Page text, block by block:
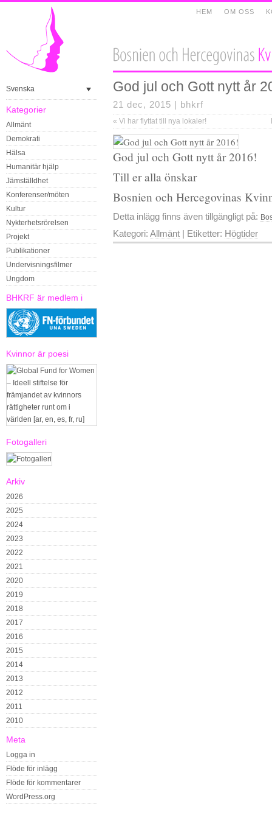
OM OSS
HEM
Svenska
Kategorier
Allmänt
Demokrati
Hälsa
Humanitär hjälp
Jämställdhet
Konferenser/möten
Kultur
Nykterhetsrörelsen
Projekt
Publikationer
Undervisningsfilmer
Ungdom
BHKRF är medlem i
Kvinnor är poesi
Fotogalleri
Arkiv
2026
2025
2024
2023
2022
2021
2020
2019
2018
2017
2016
2015
2014
2013
2012
2011
2010
Meta
Logga in
Flöde för inlägg
Flöde för kommentarer
WordPress.org
God jul och Gott nytt år
21 dec, 2015 | bhkrf
« Vi har flyttat till nya lokaler!
God jul och Gott nytt år 2016!
Till er alla önskar
Bosnien och Hercegovinas
Detta inlägg finns även tillgängligt på:
Kategori: Allmänt | Etiketter: Högtider